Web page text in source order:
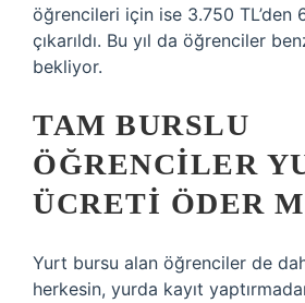
öğrencileri için ise 3.750 TL’den
çıkarıldı. Bu yıl da öğrenciler
bekliyor.
TAM BURSLU
ÖĞRENCILER
ÜCRETI ÖDER
Yurt bursu alan öğrenciler de
herkesin, yurda kayıt